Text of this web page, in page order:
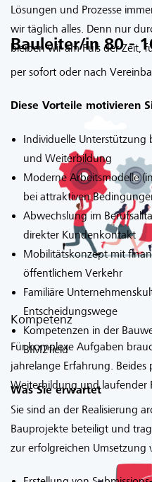
Lösungen und Prozesse
wir täglich alles. Denn nur
bleiben wir am Puls der Zeit,
Kompetenz
Für komplexe Aufgaben
jahrelange Erfahrung.
Weiterbildung und laufender
Bauleiter/in 80 -
per sofort oder nach
Diese Vorteile motivieren
Individuelle Unterstützung
und Weiterbildung
Moderne Arbeitsmodelle
bei attraktiven
Abwechslung im
direkter Kundenkontakt
Mobilitätskonzept mit
öffentlichem Verkehr
Familiäre
Entscheidungswege
Kompetenzen in der
BIM2field
Was Sie erwartet
Sie sind an der Realisierung
Bauprojekte beteiligt und
zur erfolgreichen Umsetzung